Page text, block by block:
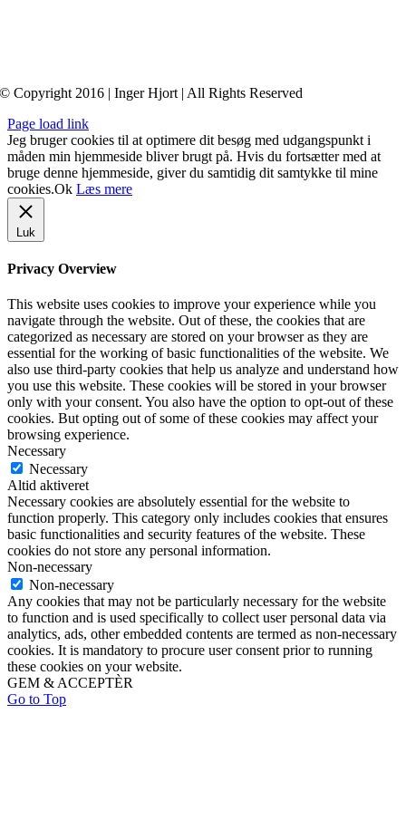
© Copyright 2016 | Inger Hjort | All Rights Reserved
Page load link
Jeg bruger cookies til at optimere dit besøg med udgangspunkt i
måden min hjemmeside bliver brugt på. Hvis du fortsætter med at
bruge denne hjemmeside, giver du samtidig dit samtykke til mine
cookies.Ok Læs mere
Luk
Privacy Overview
This website uses cookies to improve your experience while you
navigate through the website. Out of these, the cookies that are
categorized as necessary are stored on your browser as they are
essential for the working of basic functionalities of the website. We
also use third-party cookies that help us analyze and understand how
you use this website. These cookies will be stored in your browser
only with your consent. You also have the option to opt-out of these
cookies. But opting out of some of these cookies may affect your
browsing experience.
Necessary
Necessary
Altid aktiveret
Necessary cookies are absolutely essential for the website to
function properly. This category only includes cookies that ensures
basic functionalities and security features of the website. These
cookies do not store any personal information.
Non-necessary
Non-necessary
Any cookies that may not be particularly necessary for the website
to function and is used specifically to collect user personal data via
analytics, ads, other embedded contents are termed as non-necessary
cookies. It is mandatory to procure user consent prior to running
these cookies on your website.
GEM & ACCEPTÈR
Go to Top